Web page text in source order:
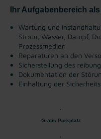
Ihr Aufgabenbereich
Wartung und
Strom, Wasser, Dampf,
Prozessmedien
Reparaturen an den
Sicherstellung des
Dokumentation der
Einhaltung der
Gratis Parkplatz